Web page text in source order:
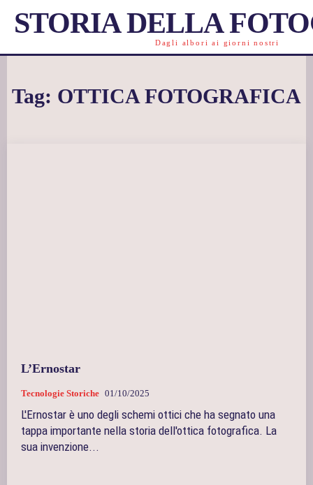
STORIA DELLA
Dagli albori ai giorni nostri
Tag: OTTICA FOTOGRAFICA
L’Ernostar
Tecnologie Storiche 01/10/2025
L'Ernostar è uno degli schemi ottici che ha segnato una
tappa importante nella storia dell'ottica fotografica. La
sua invenzione...